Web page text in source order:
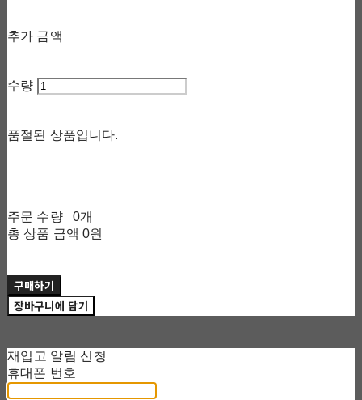
추가 금액
수량
품절된 상품입니다.
주문 수량
0개
총 상품 금액 0원
구매하기
장바구니에 담기
재입고 알림 신청
휴대폰 번호